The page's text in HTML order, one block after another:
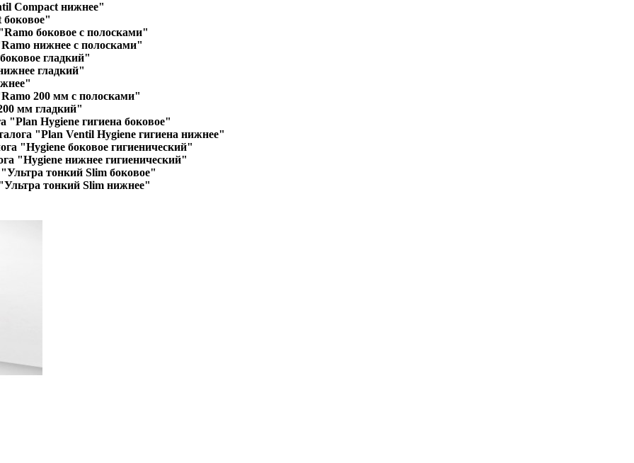
Compact нижнее"
боковое"
боковое с полосками"
нижнее с полосками"
гладкий"
гладкий"
200 мм с полосками"
мм гладкий"
"Plan Hygiene гигиена боковое"
"Plan Ventil Hygiene гигиена нижнее"
"Hygiene боковое гигиенический"
"Hygiene нижнее гигиенический"
тонкий Slim боковое"
тонкий Slim нижнее"